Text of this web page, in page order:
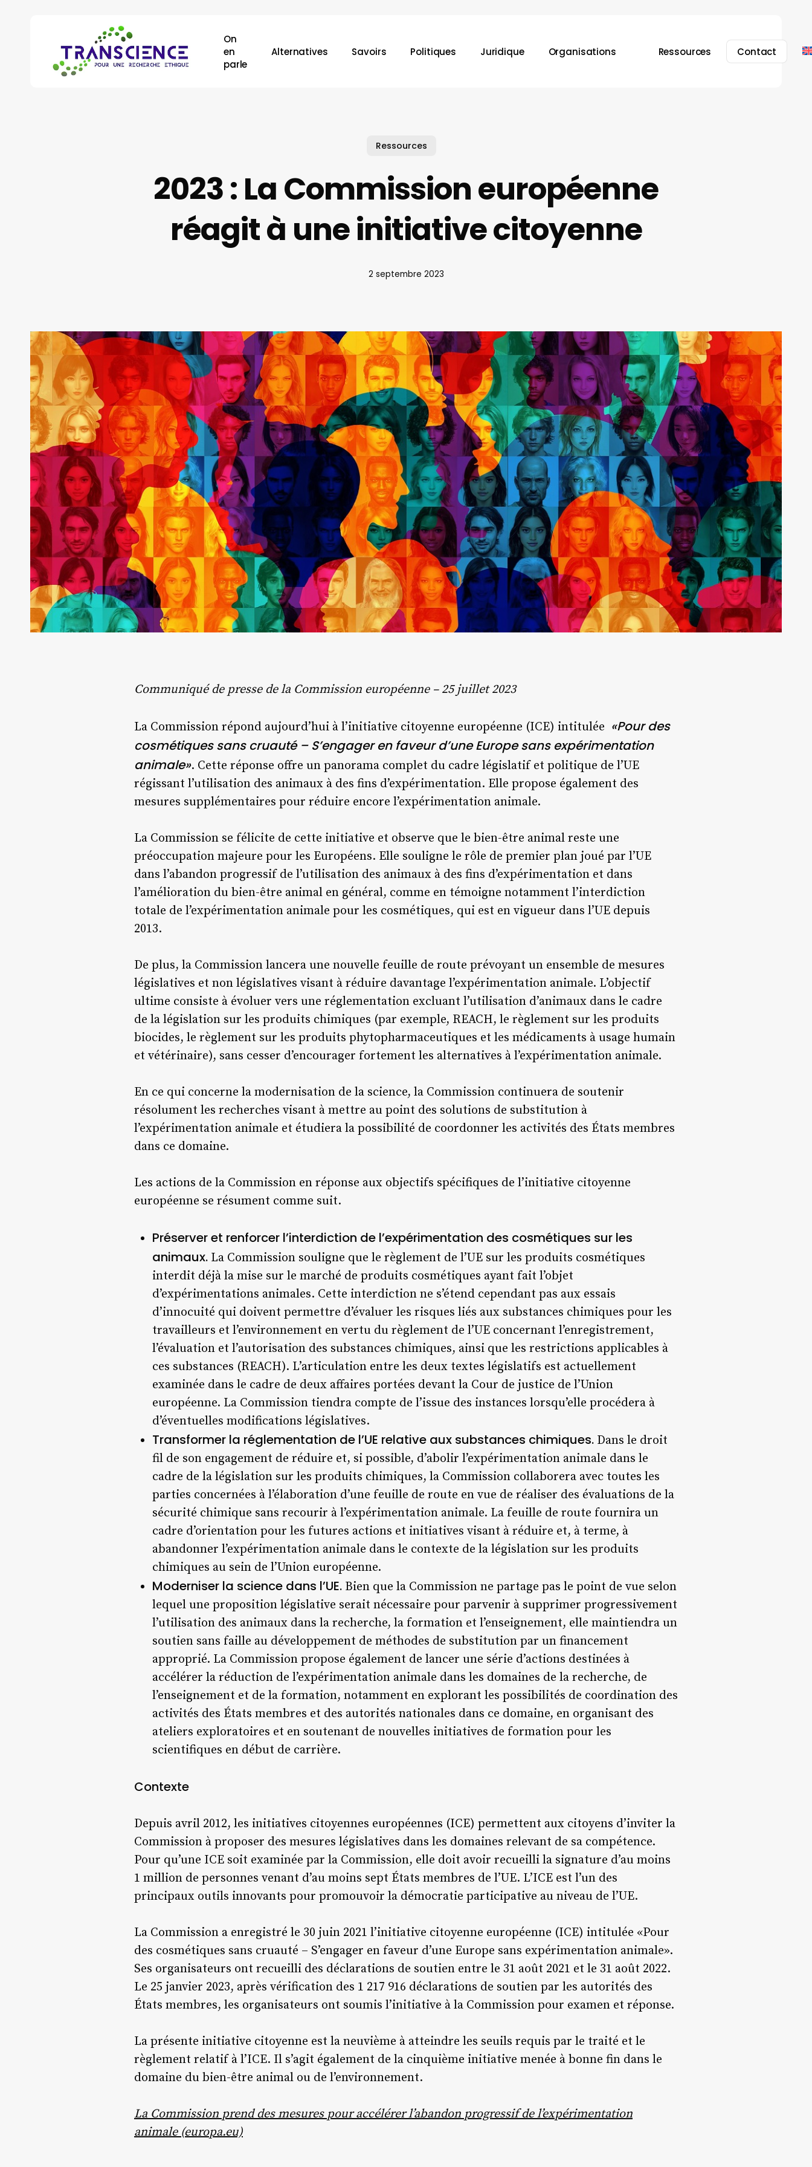
On
en
parle
Alternatives Savoirs Politiques Juridique Organisations Ressources Contact
Ressources
2023 : La Commission européenne
réagit à une initiative citoyenne
2 septembre 2023
Communiqué de presse de la Commission européenne – 25 juillet 2023
La Commission répond aujourd’hui à l’initiative citoyenne européenne (ICE) intitulée «Pour des
cosmétiques sans cruauté – S’engager en faveur d’une Europe sans expérimentation
animale». Cette réponse offre un panorama complet du cadre législatif et politique de l’UE
régissant l’utilisation des animaux à des fins d’expérimentation. Elle propose également des
mesures supplémentaires pour réduire encore l’expérimentation animale.
La Commission se félicite de cette initiative et observe que le bien-être animal reste une
préoccupation majeure pour les Européens. Elle souligne le rôle de premier plan joué par l’UE
dans l’abandon progressif de l’utilisation des animaux à des fins d’expérimentation et dans
l’amélioration du bien-être animal en général, comme en témoigne notamment l’interdiction
totale de l’expérimentation animale pour les cosmétiques, qui est en vigueur dans l’UE depuis
2013.
De plus, la Commission lancera une nouvelle feuille de route prévoyant un ensemble de mesures
législatives et non législatives visant à réduire davantage l’expérimentation animale. L’objectif
ultime consiste à évoluer vers une réglementation excluant l’utilisation d’animaux dans le cadre
de la législation sur les produits chimiques (par exemple, REACH, le règlement sur les produits
biocides, le règlement sur les produits phytopharmaceutiques et les médicaments à usage humain
et vétérinaire), sans cesser d’encourager fortement les alternatives à l’expérimentation animale.
En ce qui concerne la modernisation de la science, la Commission continuera de soutenir
résolument les recherches visant à mettre au point des solutions de substitution à
l’expérimentation animale et étudiera la possibilité de coordonner les activités des États membres
dans ce domaine.
Les actions de la Commission en réponse aux objectifs spécifiques de l’initiative citoyenne
européenne se résument comme suit.
Préserver et renforcer l’interdiction de l’expérimentation des cosmétiques sur les
animaux. La Commission souligne que le règlement de l’UE sur les produits cosmétiques
interdit déjà la mise sur le marché de produits cosmétiques ayant fait l’objet
d’expérimentations animales. Cette interdiction ne s’étend cependant pas aux essais
d’innocuité qui doivent permettre d’évaluer les risques liés aux substances chimiques pour les
travailleurs et l’environnement en vertu du règlement de l’UE concernant l’enregistrement,
l’évaluation et l’autorisation des substances chimiques, ainsi que les restrictions applicables à
ces substances (REACH). L’articulation entre les deux textes législatifs est actuellement
examinée dans le cadre de deux affaires portées devant la Cour de justice de l’Union
européenne. La Commission tiendra compte de l’issue des instances lorsqu’elle procédera à
d’éventuelles modifications législatives.
Transformer la réglementation de l’UE relative aux substances chimiques. Dans le droit
fil de son engagement de réduire et, si possible, d’abolir l’expérimentation animale dans le
cadre de la législation sur les produits chimiques, la Commission collaborera avec toutes les
parties concernées à l’élaboration d’une feuille de route en vue de réaliser des évaluations de la
sécurité chimique sans recourir à l’expérimentation animale. La feuille de route fournira un
cadre d’orientation pour les futures actions et initiatives visant à réduire et, à terme, à
abandonner l’expérimentation animale dans le contexte de la législation sur les produits
chimiques au sein de l’Union européenne.
Moderniser la science dans l’UE. Bien que la Commission ne partage pas le point de vue selon
lequel une proposition législative serait nécessaire pour parvenir à supprimer progressivement
l’utilisation des animaux dans la recherche, la formation et l’enseignement, elle maintiendra un
soutien sans faille au développement de méthodes de substitution par un financement
approprié. La Commission propose également de lancer une série d’actions destinées à
accélérer la réduction de l’expérimentation animale dans les domaines de la recherche, de
l’enseignement et de la formation, notamment en explorant les possibilités de coordination des
activités des États membres et des autorités nationales dans ce domaine, en organisant des
ateliers exploratoires et en soutenant de nouvelles initiatives de formation pour les
scientifiques en début de carrière.
Contexte
Depuis avril 2012, les initiatives citoyennes européennes (ICE) permettent aux citoyens d’inviter la
Commission à proposer des mesures législatives dans les domaines relevant de sa compétence.
Pour qu’une ICE soit examinée par la Commission, elle doit avoir recueilli la signature d’au moins
1 million de personnes venant d’au moins sept États membres de l’UE. L’ICE est l’un des
principaux outils innovants pour promouvoir la démocratie participative au niveau de l’UE.
La Commission a enregistré le 30 juin 2021 l’initiative citoyenne européenne (ICE) intitulée «Pour
des cosmétiques sans cruauté – S’engager en faveur d’une Europe sans expérimentation animale».
Ses organisateurs ont recueilli des déclarations de soutien entre le 31 août 2021 et le 31 août 2022.
Le 25 janvier 2023, après vérification des 1 217 916 déclarations de soutien par les autorités des
États membres, les organisateurs ont soumis l’initiative à la Commission pour examen et réponse.
La présente initiative citoyenne est la neuvième à atteindre les seuils requis par le traité et le
règlement relatif à l’ICE. Il s’agit également de la cinquième initiative menée à bonne fin dans le
domaine du bien-être animal ou de l’environnement.
La Commission prend des mesures pour accélérer l’abandon progressif de l’expérimentation
animale (europa.eu)